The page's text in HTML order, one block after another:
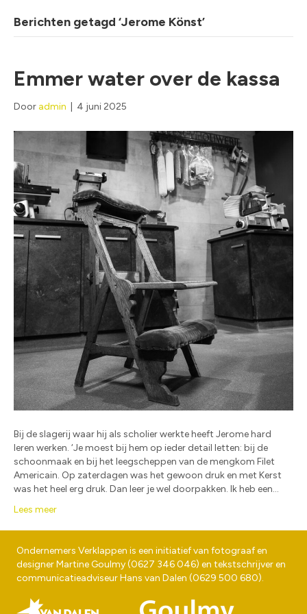
Berichten getagd ‘Jerome Könst’
Emmer water over de kassa
Door admin 4 juni 2025
Bij de slagerij waar hij als scholier werkte heeft Jerome hard
leren werken. ‘Je moest bij hem op ieder detail letten: bij de
schoonmaak en bij het leegscheppen van de mengkom Filet
Americain. Op zaterdagen was het gewoon druk en met Kerst
was het heel erg druk. Dan leer je wel doorpakken. Ik heb een…
Lees meer
Ondernemers Verklappen is een initiatief van fotograaf en
designerMartine Goulmy(0627 346 046) en tekstschrijver en
communicatieadviseurHans van Dalen (0629 500 680).